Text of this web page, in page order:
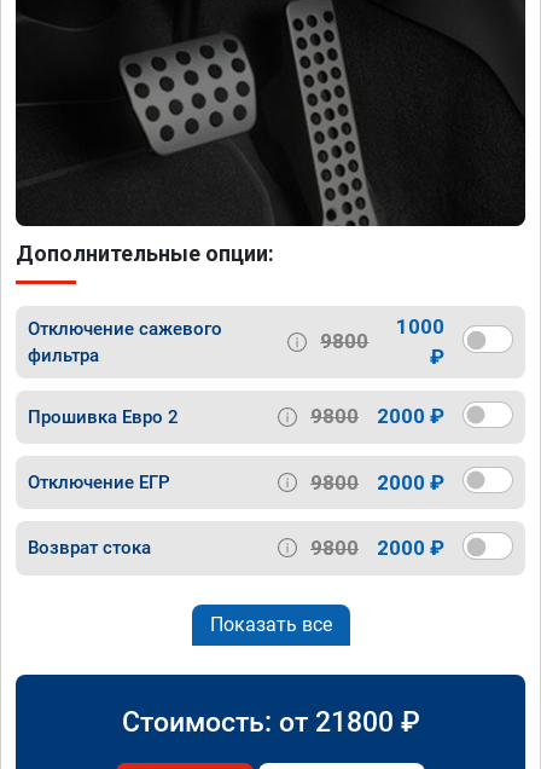
Дополнительные опции:
Отключение сажевого
фильтра
9800
1000
₽
Прошивка Евро 2 9800 2000 ₽
Отключение ЕГР 9800 2000 ₽
Возврат стока 9800 2000 ₽
Показать все
Стоимость: от 21800 ₽